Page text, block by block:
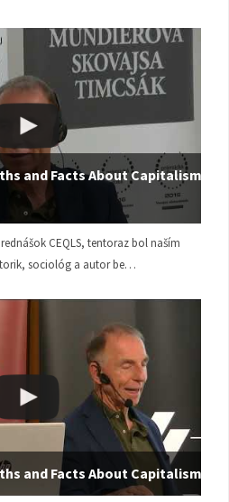
and Facts About Capitalism |
CEQLS, tentoraz bol naším
sociológ a autor be…
and Facts About Capitalism